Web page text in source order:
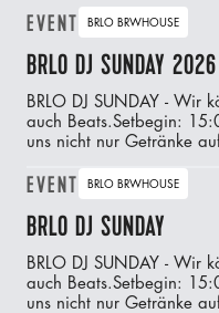
EVENT BRLO BRWHOUSE
BRLO DJ SUNDAY
BRLO DJ SUNDAY - Wir
auch Beats.‍Setbegin:
uns nicht nur Getränke
EVENT BRLO BRWHOUSE
BRLO DJ SUNDAY
BRLO DJ SUNDAY - Wir
auch Beats.‍Setbegin:
uns nicht nur Getränke